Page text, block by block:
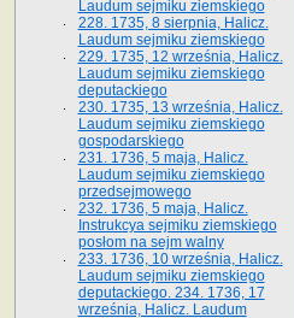
Laudum sejmiku ziemskiego
228. 1735, 8 sierpnia, Halicz.
Laudum sejmiku ziemskiego
229. 1735, 12 września, Halicz.
Laudum sejmiku ziemskiego
deputackiego
230. 1735, 13 września, Halicz.
Laudum sejmiku ziemskiego
gospodarskiego
231. 1736, 5 maja, Halicz.
Laudum sejmiku ziemskiego
przedsejmowego
232. 1736, 5 maja, Halicz.
Instrukcya sejmiku ziemskiego
posłom na sejm walny
233. 1736, 10 września, Halicz.
Laudum sejmiku ziemskiego
deputackiego. 234. 1736, 17
września, Halicz. Laudum